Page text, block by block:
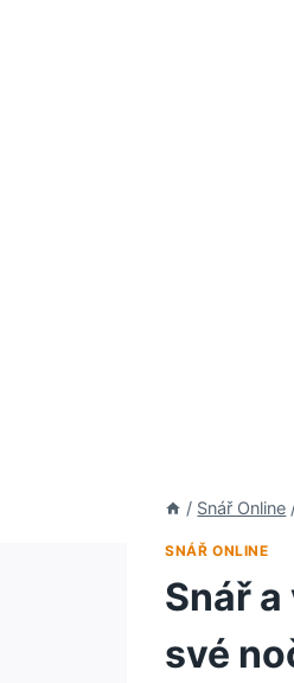
/ Snář Online
SNÁŘ ONLINE
Snář
své